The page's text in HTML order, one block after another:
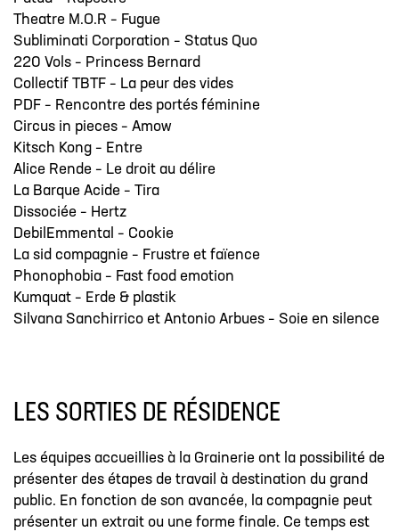
Theatre M.O.R – Fugue
Subliminati Corporation – Status Quo
220 Vols – Princess Bernard
Collectif TBTF – La peur des vides
PDF – Rencontre des portés féminine
Circus in pieces – Amow
Kitsch Kong – Entre
Alice Rende – Le droit au délire
La Barque Acide – Tira
Dissociée – Hertz
DebilEmmental – Cookie
La sid compagnie – Frustre et faïence
Phonophobia – Fast food emotion
Kumquat – Erde & plastik
Silvana Sanchirrico et Antonio Arbues – Soie en silence
LES SORTIES DE RÉSIDENCE
Les équipes accueillies à la Grainerie ont la possibilité de
présenter des étapes de travail à destination du grand
public. En fonction de son avancée, la compagnie peut
présenter un extrait ou une forme finale. Ce temps est